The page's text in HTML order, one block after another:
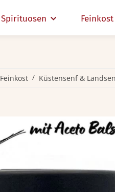
Spirituosen Feinkost
Feinkost Küstensenf &